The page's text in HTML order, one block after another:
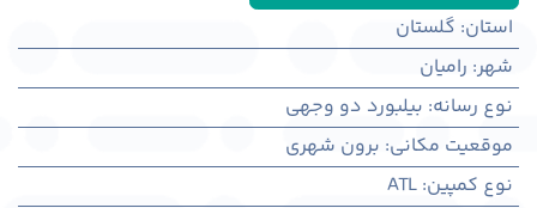
استان: گلستان
شهر: راميان
نوع رسانه: بیلبورد دو وجهی
موقعیت مکانی: برون شهری
نوع کمپین:
ATL